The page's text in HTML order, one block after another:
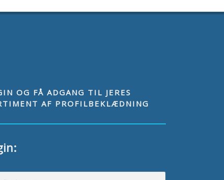
OG FÅ ADGANG TIL JERES
AF PROFILBEKLÆDNING